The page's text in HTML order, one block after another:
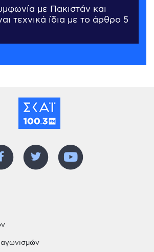
με Πακιστάν και
τεχνικά ίδια με το άρθρο 5